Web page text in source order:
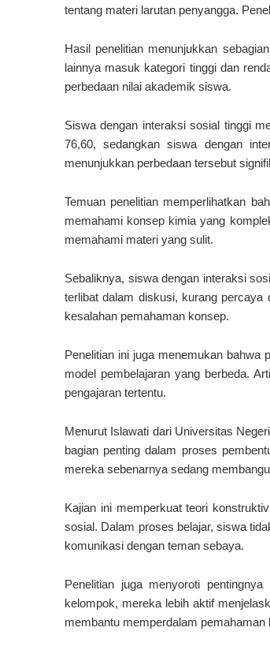
tentang materi larutan penyangga.
Hasil penelitian menunjukkan
lainnya masuk kategori tinggi dan
perbedaan nilai akademik siswa.
Siswa dengan interaksi sosial tinggi
76,60, sedangkan siswa dengan
menunjukkan perbedaan tersebut
Temuan penelitian memperlihatkan
memahami konsep kimia yang
memahami materi yang sulit.
Sebaliknya, siswa dengan interaksi
terlibat dalam diskusi, kurang percaya
kesalahan pemahaman konsep.
Penelitian ini juga menemukan bahwa
model pembelajaran yang berbeda.
pengajaran tertentu.
Menurut Islawati dari Universitas
bagian penting dalam proses
mereka sebenarnya sedang
Kajian ini memperkuat teori
sosial. Dalam proses belajar, siswa
komunikasi dengan teman sebaya.
Penelitian juga menyoroti
kelompok, mereka lebih aktif
membantu memperdalam